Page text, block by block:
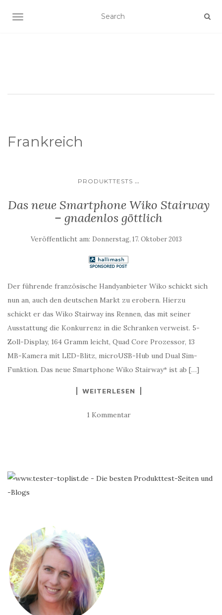
SCHALTE NAVIGATION
Frankreich
PRODUKTTESTS ...
Das neue Smartphone Wiko Stairway
– gnadenlos göttlich
Veröffentlicht am: Donnerstag, 17. Oktober 2013
Der führende französische Handyanbieter Wiko schickt sich
nun an, auch den deutschen Markt zu erobern. Hierzu
schickt er das Wiko Stairway ins Rennen, das mit seiner
Ausstattung die Konkurrenz in die Schranken verweist. 5-
Zoll-Display, 164 Gramm leicht, Quad Core Prozessor, 13
MB-Kamera mit LED-Blitz, microUSB-Hub und Dual Sim-
Funktion. Das neue Smartphone Wiko Stairway* ist ab […]
WEITERLESEN
1 Kommentar